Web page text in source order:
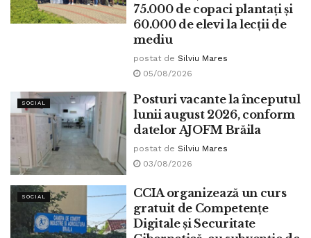
75.000 de copaci plantați și
60.000 de elevi la lecții de
mediu
postat de Silviu Mares
05/08/2026
SOCIAL
Posturi vacante la începutul
lunii august 2026, conform
datelor AJOFM Brăila
postat de Silviu Mares
03/08/2026
SOCIAL
CCIA organizează un curs
gratuit de Competențe
Digitale și Securitate